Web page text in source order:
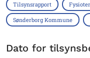
Tilsynsrapport
Sønderborg Kommune
Dato for